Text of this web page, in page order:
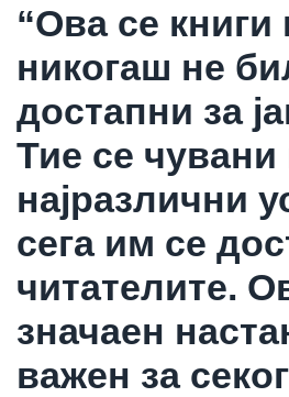
“Ова се книги
никогаш не
достапни за
Тие се чувани
најразлични
сега им се
читателите.
значаен
важен за